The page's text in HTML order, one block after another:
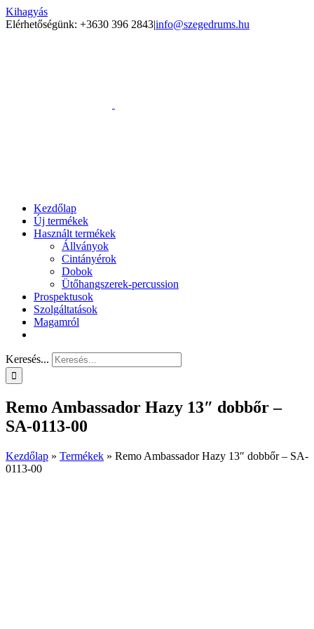
Kihagyás
Elérhetőségünk: +3630 396 2843|info@szegedrums.hu
Kezdőlap
Új termékek
Használt termékek
Állványok
Cintányérok
Dobok
Ütőhangszerek-percussion
Prospektusok
Szolgáltatások
Magamról
Keresés...
Remo Ambassador Hazy 13″ dobbőr –
SA-0113-00
Kezdőlap » Termékek » Remo Ambassador Hazy 13″ dobbőr – SA-
0113-00